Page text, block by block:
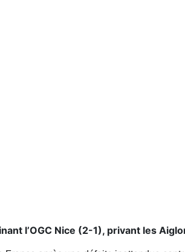
l’OGC Nice (2-1), privant les